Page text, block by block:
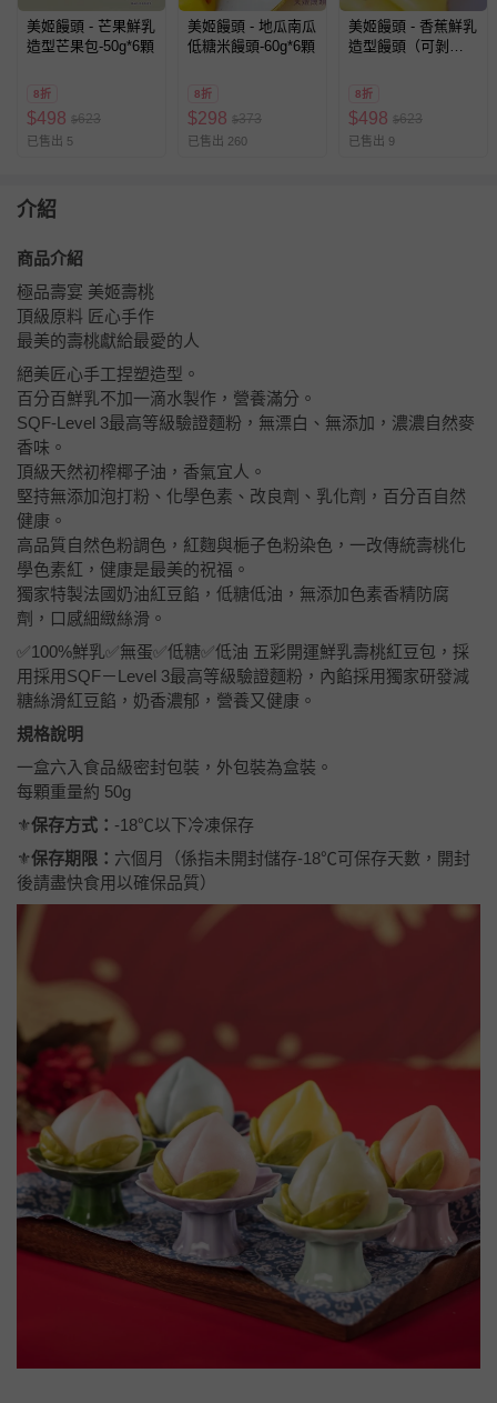
美姬饅頭 - 芒果鮮乳
造型芒果包-50g*6顆
8折
$498 $623
已售出 5
美姬饅頭 - 地瓜南瓜
低糖米饅頭-60g*6顆
8折
$298 $373
已售出 260
美姬饅頭 - 香蕉鮮乳
造型饅頭（可剝
8折
$498 $623
已售出 9
介紹
商品介紹
極品壽宴 美姬壽桃
頂級原料 匠心手作
最美的壽桃獻給最愛的人
絕美匠心手工捏塑造型。
百分百鮮乳不加一滴水製作，營養滿分。
SQF-Level 3最高等級驗證麵粉，無漂白、無添加，濃濃自然麥
香味。
頂級天然初榨椰子油，香氣宜人。
堅持無添加泡打粉、化學色素、改良劑、乳化劑，百分百自然
健康。
高品質自然色粉調色，紅麴與梔子色粉染色，一改傳統壽桃化
學色素紅，健康是最美的祝福。
獨家特製法國奶油紅豆餡，低糖低油，無添加色素香精防腐
劑，口感細緻絲滑。
✅100%鮮乳✅無蛋✅低糖✅低油 五彩開運鮮乳壽桃紅豆包，採
用採用SQF－Level 3最高等級驗證麵粉，內餡採用獨家研發減
糖絲滑紅豆餡，奶香濃郁，營養又健康。
規格說明
一盒六入食品級密封包裝，外包裝為盒裝。
每顆重量約 50g
⚜️保存方式： -18℃以下冷凍保存
⚜️保存期限： 六個月（係指未開封儲存-18℃可保存天數，開封
後請盡快食用以確保品質）